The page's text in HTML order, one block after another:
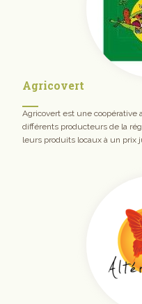
Agricovert
Agricovert est une coopérative
différents producteurs de la
leurs produits locaux à un prix